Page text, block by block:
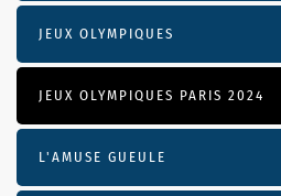
JEUX OLYMPIQUES
JEUX OLYMPIQUES PARIS 2024
L'AMUSE GUEULE